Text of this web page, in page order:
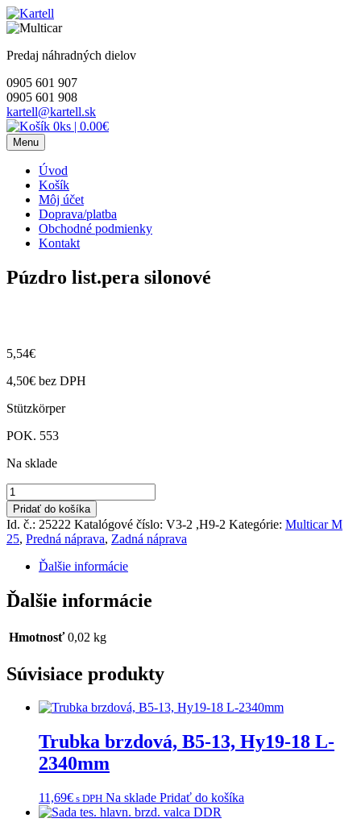
Skip
to
Predaj náhradných dielov
0905 601 907
0905 601 908
kartell@kartell.sk
0ks | 0.00€
Menu
Úvod
Košík
Môj účet
Doprava/platba
Obchodné podmienky
Kontakt
Púzdro list.pera silonové
5,54€
4,50€ bez DPH
Stützkörper
POK. 553
Na sklade
množstvo
Púzdro
list.pera
silonové
Pridať do košíka
Id. č.: 25222 Katalógové číslo: V3-2 ,H9-2 Kategórie: Multicar M
25, Predná náprava, Zadná náprava
Ďalšie informácie
Ďalšie informácie
Hmotnosť 0,02 kg
Súvisiace produkty
Trubka brzdová, B5-13, Hy19-18 L-
2340mm
11,69€ s DPH Na sklade Pridať do košíka